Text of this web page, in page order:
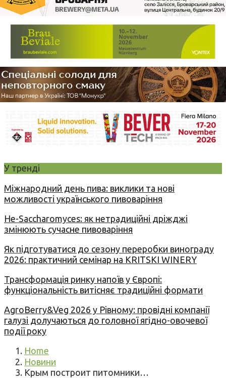
У тренді
Міжнародний день пива: виклики та нові
можливості українського пивоваріння
Не-Saccharomyces: як нетрадиційні дріжджі
змінюють сучасне пивоваріння
Як підготуватися до сезону переробки винограду
2026: практичний семінар на KRITSKI WINERY
Трансформація ринку напоїв у Європі:
функціональність витісняє традиційні формати
AgroBerry&Veg 2026 у Рівному: провідні компанії
галузі долучаються до головної ягідно-овочевої
події року
Home
Новини
Крым построит питомники…